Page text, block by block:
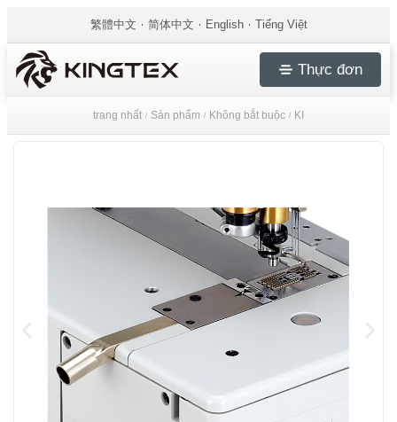
繁體中文 简体中文 English Tiếng Việt
Thực đơn
trang nhất / Sản phẩm / Không bắt buộc / KI